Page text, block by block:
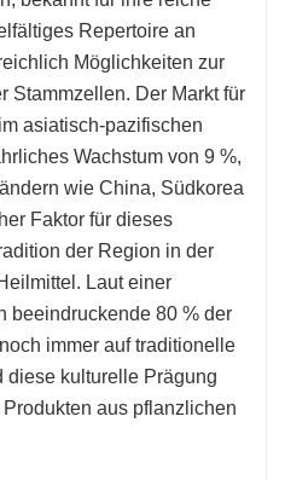
Repertoire an
Möglichkeiten zur
Stammzellen. Der Markt für
asiatisch-pazifischen
Wachstum von 9 %,
wie China, Südkorea
Faktor für dieses
der Region in der
Laut einer
beeindruckende 80 % der
immer auf traditionelle
diese kulturelle Prägung
aus pflanzlichen